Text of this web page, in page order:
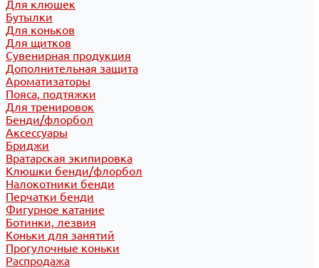
Для клюшек
Бутылки
Для коньков
Для щитков
Сувенирная продукция
Дополнительная защита
Ароматизаторы
Пояса, подтяжки
Для тренировок
Бенди/флорбол
Аксессуары
Бриджи
Вратарская экипировка
Клюшки бенди/флорбол
Налокотники бенди
Перчатки бенди
Фигурное катание
Ботинки, лезвия
Коньки для занятий
Прогулочные коньки
Распродажа